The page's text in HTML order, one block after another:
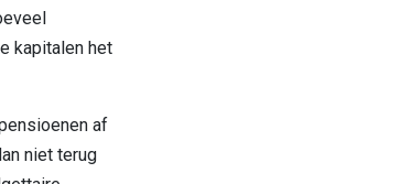
kapitalen het
af
niet terug